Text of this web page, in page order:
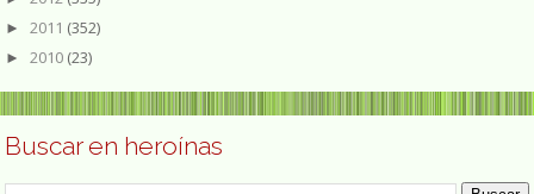
► 2011 (352)
► 2010 (23)
Buscar en heroínas